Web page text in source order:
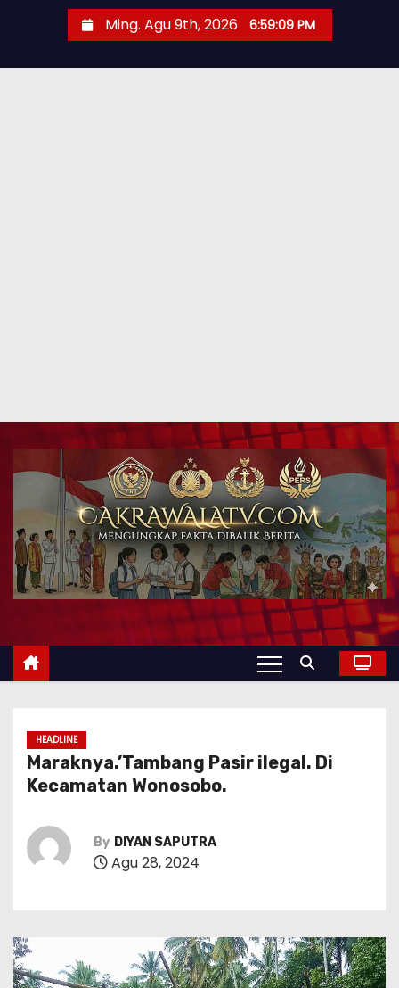
Ming. Agu 9th, 2026 6:59:10 PM
HEADLINE
Maraknya.’Tambang Pasir iIegal. Di
Kecamatan Wonosobo.
By DIYAN SAPUTRA
Agu 28, 2024